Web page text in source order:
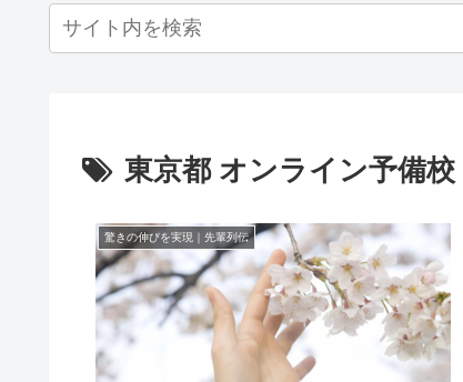
東京都 オンライン予備校
驚きの伸びを実現｜先輩列伝